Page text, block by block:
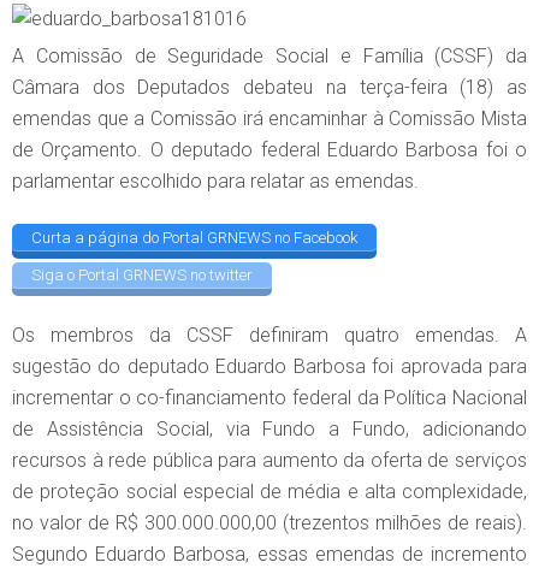
A Comissão de Seguridade Social e Família (CSSF) da
Câmara dos Deputados debateu na terça-feira (18) as
emendas que a Comissão irá encaminhar à Comissão Mista
de Orçamento. O deputado federal Eduardo Barbosa foi o
parlamentar escolhido para relatar as emendas.
Curta a página do Portal GRNEWS no Facebook
Siga o Portal GRNEWS no twitter
Os membros da CSSF definiram quatro emendas. A
sugestão do deputado Eduardo Barbosa foi aprovada para
incrementar o co-financiamento federal da Política Nacional
de Assistência Social, via Fundo a Fundo, adicionando
recursos à rede pública para aumento da oferta de serviços
de proteção social especial de média e alta complexidade,
no valor de R$ 300.000.000,00 (trezentos milhões de reais).
Segundo Eduardo Barbosa, essas emendas de incremento